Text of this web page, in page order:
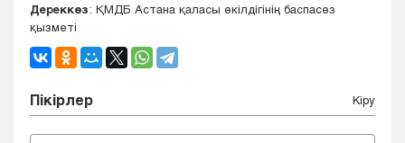
Дереккөз: ҚМДБ Астана қаласы өкілдігінің баспасөз
қызметі
Пікірлер Кіру